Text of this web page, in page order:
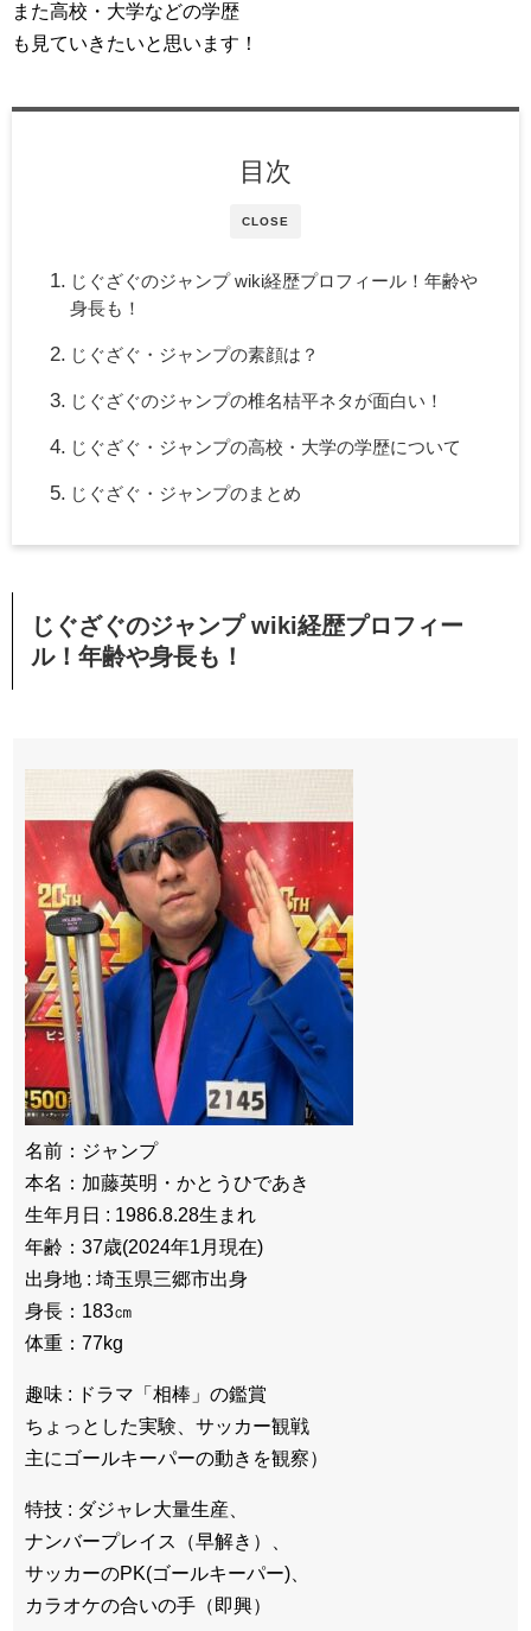
また高校・大学などの学歴
も見ていきたいと思います！
CLOSE
目次
じぐざぐのジャンプ wiki経歴プロフィール！年齢や
身長も！
じぐざぐ・ジャンプの素顔は？
じぐざぐのジャンプの椎名桔平ネタが面白い！
じぐざぐ・ジャンプの高校・大学の学歴について
じぐざぐ・ジャンプのまとめ
じぐざぐのジャンプ wiki経歴プロフィー
ル！年齢や身長も！
名前：ジャンプ
本名：加藤英明・かとうひであき
生年月日 : 1986.8.28生まれ
年齢：37歳(2024年1月現在)
出身地 : 埼玉県三郷市出身
身長：183㎝
体重：77kg
趣味 : ドラマ「相棒」の鑑賞
ちょっとした実験、サッカー観戦
主にゴールキーパーの動きを観察）
特技 : ダジャレ大量生産、
ナンバープレイス（早解き）、
サッカーのPK(ゴールキーパー)、
カラオケの合いの手（即興）